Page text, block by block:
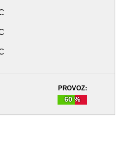
PROVOZ:
60 %